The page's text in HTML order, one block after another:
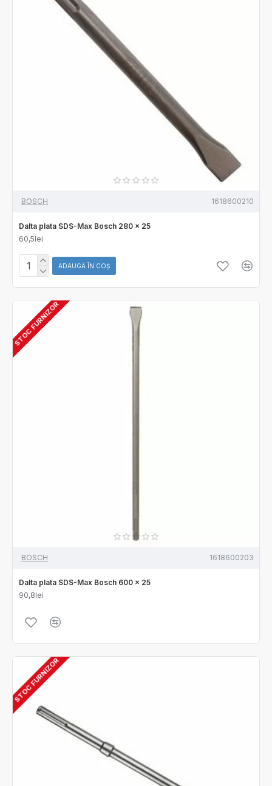
BOSCH 1618600210
Dalta plata SDS-Max Bosch 280 x 25
60,5lei
ADAUGĂ ÎN COŞ
STOC FURNIZOR
BOSCH 1618600203
Dalta plata SDS-Max Bosch 600 x 25
90,8lei
STOC FURNIZOR